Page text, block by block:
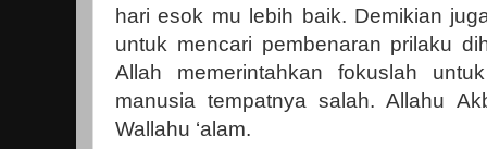
hari esok mu lebih baik. Demikian
untuk mencari pembenaran prilaku
Allah memerintahkan fokuslah
manusia tempatnya salah. Allahu
Wallahu ‘alam.